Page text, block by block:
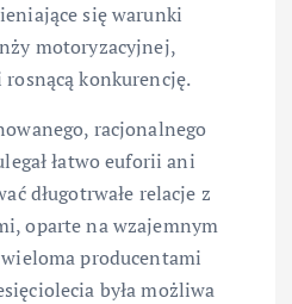
się warunki
motoryzacyjnej,
konkurencję.
racjonalnego
łatwo euforii ani
długotrwałe relacje z
oparte na wzajemnym
wieloma producentami
była możliwa